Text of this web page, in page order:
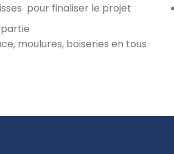
pour finaliser le projet
moulures, boiseries en tous